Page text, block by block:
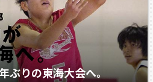
ぶりの東海大会へ。